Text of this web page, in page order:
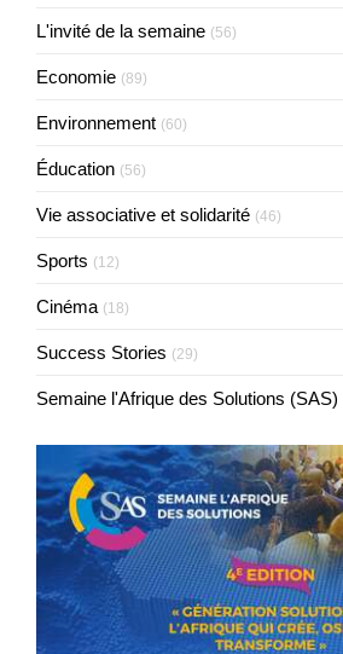
L'invité de la semaine (56)
Economie (89)
Environnement (60)
Éducation (56)
Vie associative et solidarité (46)
Sports (12)
Cinéma (18)
Success Stories (29)
Semaine l'Afrique des Solutions (SAS)